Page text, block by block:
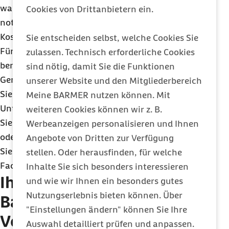
Cookies von Drittanbietern ein.
Sie entscheiden selbst, welche Cookies Sie
zulassen. Technisch erforderliche Cookies
sind nötig, damit Sie die Funktionen
unserer Website und den Mitgliederbereich
Meine BARMER nutzen können. Mit
weiteren Cookies können wir z. B.
Werbeanzeigen personalisieren und Ihnen
Angebote von Dritten zur Verfügung
stellen. Oder herausfinden, für welche
Inhalte Sie sich besonders interessieren
und wie wir Ihnen ein besonders gutes
Nutzungserlebnis bieten können. Über
"Einstellungen ändern" können Sie Ihre
Auswahl detailliert prüfen und anpassen.
wahrnehmen. Ist eine Folgebehandlung
notwendig, übernimmt die Barmer natürlich die
Kosten.
Für das Ultraschallscreening der Bauchaorta
benötigt Ihr Arzt oder Ihre Ärztin eine spezielle
Genehmigung zur Ultraschalldiagnostik. Fragen
Sie am besten in Ihrer Arztpraxis nach, ob diese
Untersuchung angeboten wird.
Sie sind noch auf der Suche nach einem Hausarzt
oder Internisten? Über unsereArztsuchekönnen
Sie nach entsprechend qualifizierten
Fachärztinnen und Ärzten suchen.
Ihre Barmer-Vorteile für die
Bauchaortenaneurysmen-
Vorsorge